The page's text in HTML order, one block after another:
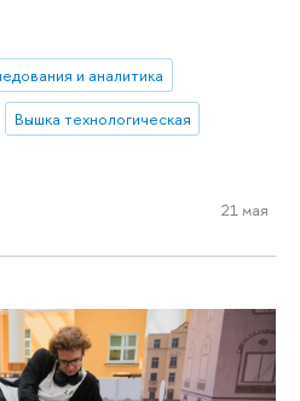
и аналитика
Вышка технологическая
21 мая